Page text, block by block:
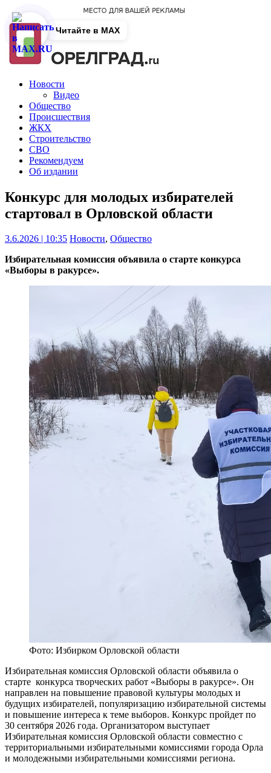
Новости
Видео
Общество
Происшествия
ЖКХ
Строительство
СВО
Рекомендуем
Об издании
Конкурс для молодых избирателей
стартовал в Орловской области
3.6.2026 | 10:35 Новости, Общество
Избирательная комиссия объявила о старте конкурса
«Выборы в ракурсе».
Фото: Избирком Орловской области
Избирательная комиссия Орловской области объявила о
старте конкурса творческих работ «Выборы в ракурсе». Он
направлен на повышение правовой культуры молодых и
будущих избирателей, популяризацию избирательной системы
и повышение интереса к теме выборов. Конкурс пройдет по
30 сентября 2026 года. Организатором выступает
Избирательная комиссия Орловской области совместно с
территориальными избирательными комиссиями города Орла
и молодежными избирательными комиссиями региона.
Читайте в MAX